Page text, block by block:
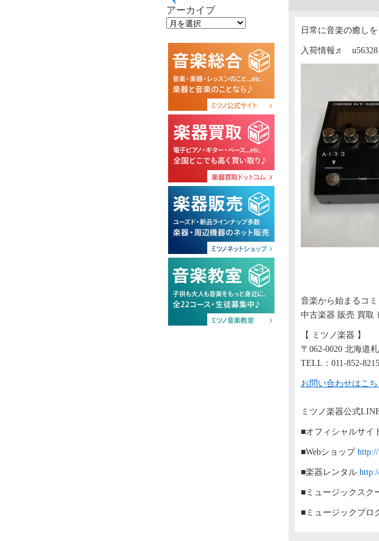
日常に音楽の癒し
入荷情報♬ u56328
音楽から始まるコミ
中古楽器 販売 買取
【 ミツノ楽器 】
〒062-0020 北海道
TELL：011-852-
お問い合わせはこち
ミツノ楽器公式
■オフィシャルサイ
■Webショップ
■楽器レンタル
■ミュージックスク
■ミュージックブロ
アーカイブ